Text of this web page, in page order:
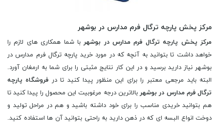
مرکز پخش پارچه ترگال فرم مدارس در بوشهر
مرکز پخش پارچه ترگال فرم مدارس در بوشهربا شما همکاری های لازم را
خواهد داشت تا بتوانید به آنچه که در مورد خرید پارچه ترگال فرم مدارس در
بوشهر نیاز دارید برسید و در این کار نتایج مثبتی را برای شما به ارمغان آورد.
البته باید مرجعی معتبر را برای این منظور پیدا کنید تا در فروشگاه پارچه
ترگال فرم مدارس در بوشهربالاترین درجه مرغوبیت این محصول را پیدا کنید تا
هم بتوانید خریدی مناسب را برای خود داشته باشید و هم در مراحل تولید و
دوخت انواع البسه ای که در ذهن دارید به راحتی بتوانید آن ها استفاده کنید.